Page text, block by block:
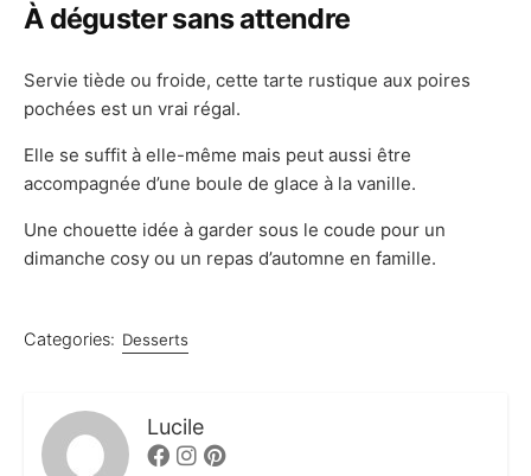
À déguster sans attendre
Servie tiède ou froide, cette tarte rustique aux poires
pochées est un vrai régal.
Elle se suffit à elle-même mais peut aussi être
accompagnée d’une boule de glace à la vanille.
Une chouette idée à garder sous le coude pour un
dimanche cosy ou un repas d’automne en famille.
Categories: Desserts
Lucile
FacebookInstagram
Pinterest